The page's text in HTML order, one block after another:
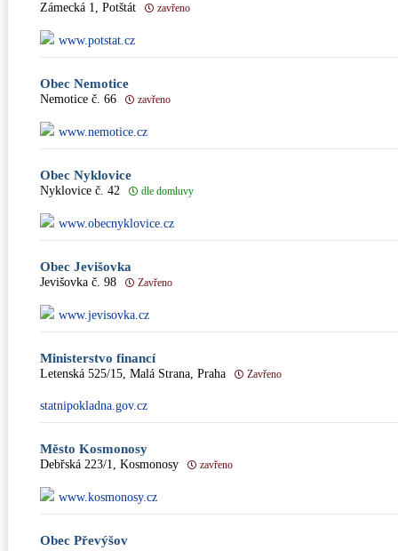
Zámecká 1, Potštát zavřeno
www.potstat.cz
Obec Nemotice
Nemotice č. 66 zavřeno
www.nemotice.cz
Obec Nyklovice
Nyklovice č. 42 dle domluvy
www.obecnyklovice.cz
Obec Jevišovka
Jevišovka č. 98 Zavřeno
www.jevisovka.cz
Ministerstvo financí
Letenská 525/15, Malá Strana, Praha Zavřeno
statnipokladna.gov.cz
Město Kosmonosy
Debřská 223/1, Kosmonosy zavřeno
www.kosmonosy.cz
Obec Převýšov